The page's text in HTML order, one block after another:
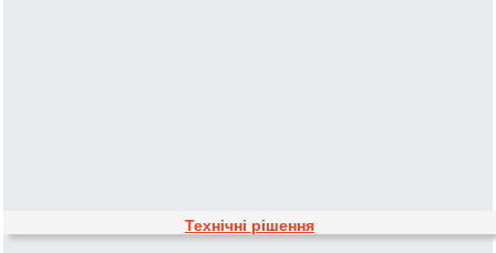
Технічні рішення